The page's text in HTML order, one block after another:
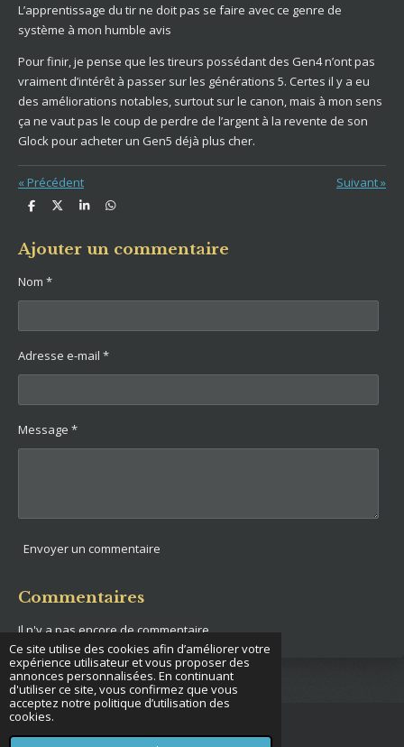
Ce site utilise des cookies afin d’améliorer votre
expérience utilisateur et vous proposer des
annonces personnalisées. En continuant
d'utiliser ce site, vous confirmez que vous
acceptez notre politique d’utilisation des
cookies.
L’apprentissage du tir ne doit pas se faire avec ce genre de
système à mon humble avis
Pour finir, je pense que les tireurs possédant des Gen4 n’ont pas
vraiment d’intérêt à passer sur les générations 5. Certes il y a eu
des améliorations notables, surtout sur le canon, mais à mon sens
ça ne vaut pas le coup de perdre de l’argent à la revente de son
Glock pour acheter un Gen5 déjà plus cher.
« Précédent Suivant»
P
t
a
e
P
t
a
P
P
a
Ajouter un commentaire
Nom *
Adresse e-mail *
Message *
Envoyer un commentaire
Commentaires
Il n'y a pas encore de commentaire.